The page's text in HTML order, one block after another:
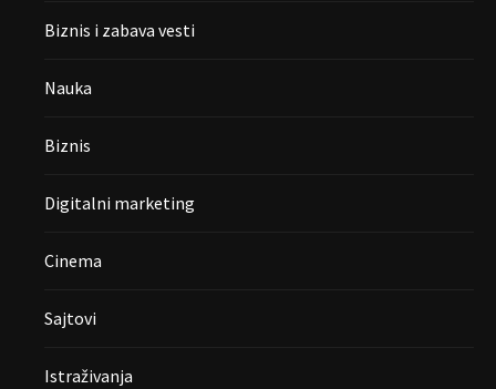
Biznis i zabava vesti
Nauka
Biznis
Digitalni marketing
Cinema
Sajtovi
Istraživanja